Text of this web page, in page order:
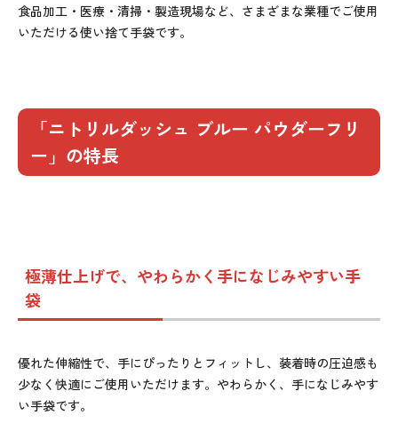
食品加工・医療・清掃・製造現場など、さまざまな業種でご使用
いただける使い捨て手袋です。
「ニトリルダッシュ ブルー パウダーフリ
ー」の特長
極薄仕上げで、やわらかく手になじみやすい手
袋
優れた伸縮性で、手にぴったりとフィットし、装着時の圧迫感も
少なく快適にご使用いただけます。やわらかく、手になじみやす
い手袋です。